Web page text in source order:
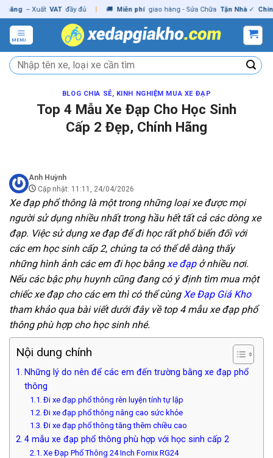
Skip
to
content
– Xuất VAT đầy đủ | 🚚 Miễn phí giao hàng - Sửa Chữa Tận Nhà ✓ Chính
MENU
Tìm
kiếm:
BLOG CHIA SẺ, KINH NGHIỆM MUA XE ĐẠP
Top 4 Mẫu Xe Đạp Cho Học Sinh
Cấp 2 Đẹp, Chính Hãng
Anh Huỳnh
Cập nhật: 11:11, 24/04/2026
Xe đạp phổ thông là một trong những loại xe được mọi
người sử dụng nhiều nhất trong hầu hết tất cả các dòng xe
đạp. Việc sử dụng xe đạp để đi học rất phổ biến đối với
các em học sinh cấp 2, chúng ta có thể dễ dàng thấy
những hình ảnh các em đi học bằng xe đạpở nhiều nơi.
Nếu các bậc phụ huynh cũng đang có ý định tìm mua một
chiếc xe đạp cho các em thì có thể cùng Xe Đạp Giá Kho
tham khảo qua bài viết dưới đây về top 4 mẫu xe đạp phổ
thông phù hợp cho học sinh nhé.
Nội dung chính
Những lý do nên để các em đến trường bằng xe đạp phổ
thông
Đi xe đạp phổ thông rèn luyện tính tự lập
Đi xe đạp phổ thông nâng cao sức khỏe
Đi xe đạp phổ thông tăng thêm chiều cao
4 mẫu xe đạp phổ thông phù hợp với học sinh cấp 2
Xe Đạp Phổ Thông 24 Inch Fornix RG24